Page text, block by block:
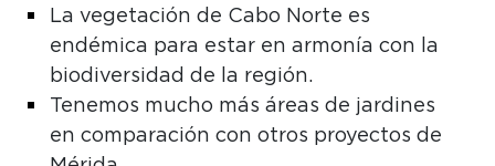
La vegetación de Cabo Norte es
endémica para estar en armonía con la
biodiversidad de la región.
Tenemos mucho más áreas de jardines
en comparación con otros proyectos de